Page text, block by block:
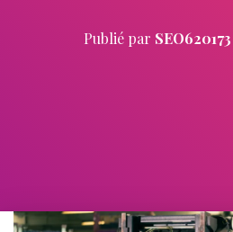
Publié par SEO620173